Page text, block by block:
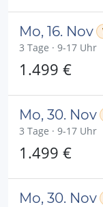
Mo, 16. Nov
3 Tage · 9-17 Uhr
1.499 €
Mo, 30. Nov
3 Tage · 9-17 Uhr
1.499 €
Mo, 30. Nov